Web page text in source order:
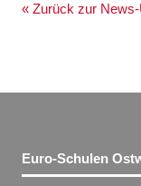
« Zurück zur
Euro-Schulen